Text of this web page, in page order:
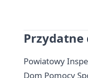
Powiatowy
Dom Pomocy